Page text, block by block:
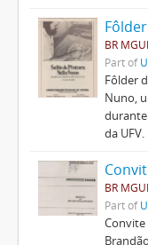
BR
Part of
Fôlder
Nuno,
da UFV.
BR
Part of
Convite